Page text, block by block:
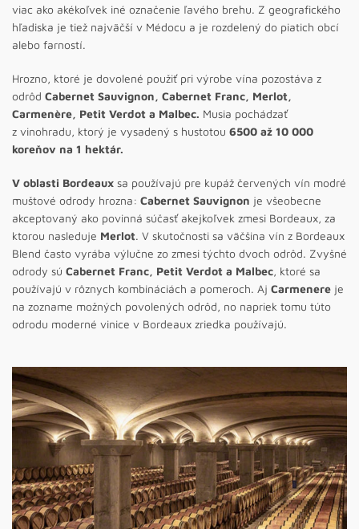
viac ako akékoľvek iné označenie ľavého brehu. Z geografického
hľadiska je tiež najväčší v Médocu a je rozdelený do piatich obcí
alebo farností.
Hrozno, ktoré je dovolené použiť pri výrobe vína pozostáva z
odrôd Cabernet Sauvignon, Cabernet Franc, Merlot,
Carmenère, Petit Verdot a Malbec. Musia pochádzať
z vinohradu, ktorý je vysadený s hustotou 6500 až 10 000
koreňov na 1 hektár.
V oblasti Bordeaux sa používajú pre kupáž červených vín modré
muštové odrody hrozna: Cabernet Sauvignon je všeobecne
akceptovaný ako povinná súčasť akejkoľvek zmesi Bordeaux, za
ktorou nasleduje Merlot. V skutočnosti sa väčšina vín z Bordeaux
Blend často vyrába výlučne zo zmesi týchto dvoch odrôd. Zvyšné
odrody sú Cabernet Franc, Petit Verdot a Malbec, ktoré sa
používajú v rôznych kombináciách a pomeroch. Aj Carmenere je
na zozname možných povolených odrôd, no napriek tomu túto
odrodu moderné vinice v Bordeaux zriedka používajú.